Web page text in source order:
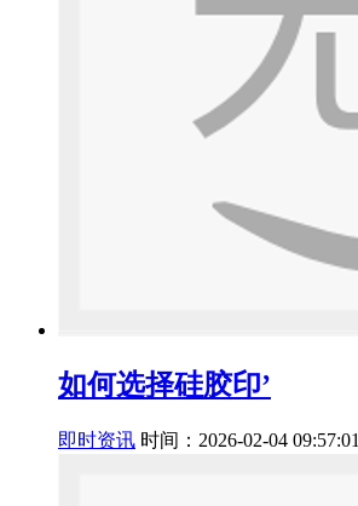
如何选择硅胶印’
即时资讯 时间：2026-02-04 09:57:01